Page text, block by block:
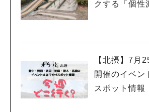
クする「個性
【北摂】7月
開催のイベン
スポット情報